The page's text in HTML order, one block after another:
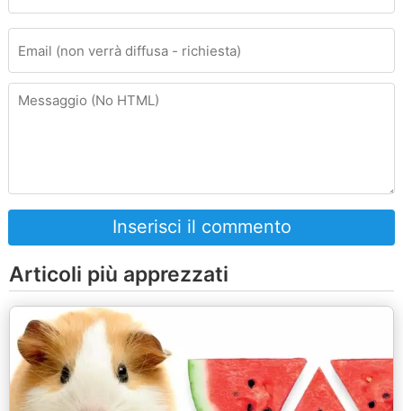
Inserisci il commento
Articoli più apprezzati